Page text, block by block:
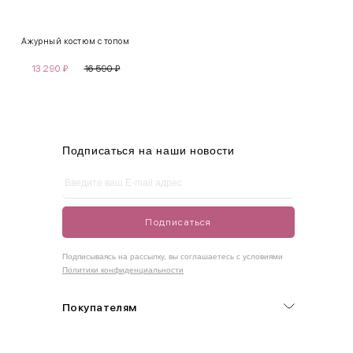
Ажурный костюм с топом
13 290 ₽ 16 590₽
S 42-44
42-50
Как правильно себя обмерить
Измеряется по самым выступающим точкам.
Покупателям
Подписаться на наши новости
Подписаться
Подписываясь на рассылку, вы соглашаетесь с условиями
Политики конфиденциальности